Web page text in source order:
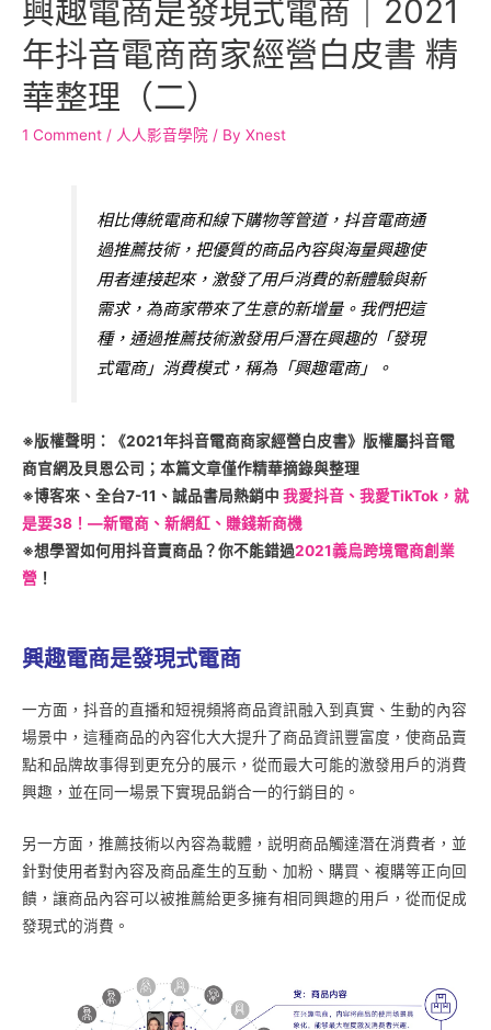
興趣電商是發現式電商｜2021
年抖音電商商家經營白皮書 精
華整理（二）
1 Comment / 人人影音學院 / By Xnest
相比傳統電商和線下購物等管道，抖音電商通
過推薦技術，把優質的商品內容與海量興趣使
用者連接起來，激發了用戶消費的新體驗與新
需求，為商家帶來了生意的新增量。我們把這
種，通過推薦技術激發用戶潛在興趣的「發現
式電商」消費模式，稱為「興趣電商」。
※版權聲明：《2021年抖音電商商家經營白皮書》版權屬抖音電
商官網及貝恩公司；本篇文章僅作精華摘錄與整理
※博客來、全台7-11、誠品書局熱銷中 我愛抖音、我愛TikTok，就
是要38！—新電商、新網紅、賺錢新商機
※想學習如何用抖音賣商品？你不能錯過2021義烏跨境電商創業
營 ！
興趣電商是發現式電商
一方面，抖音的直播和短視頻將商品資訊融入到真實、生動的內容
場景中，這種商品的內容化大大提升了商品資訊豐富度，使商品賣
點和品牌故事得到更充分的展示，從而最大可能的激發用戶的消費
興趣，並在同一場景下實現品銷合一的行銷目的。
另一方面，推薦技術以內容為載體，説明商品觸達潛在消費者，並
針對使用者對內容及商品產生的互動、加粉、購買、複購等正向回
饋，讓商品內容可以被推薦給更多擁有相同興趣的用戶，從而促成
發現式的消費。